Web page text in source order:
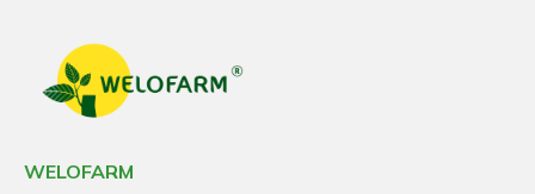
WELOFARM